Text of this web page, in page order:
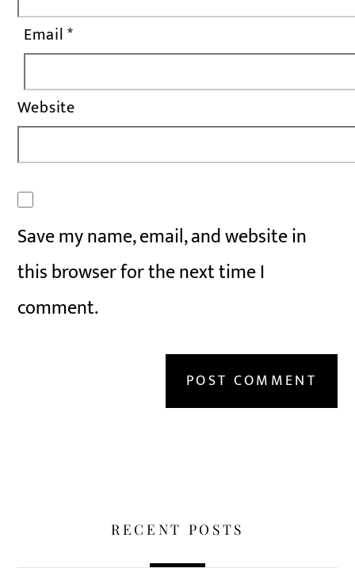
Email*
Website
Save my name, email, and website in
this browser for the next time I
comment.
RECENT POSTS